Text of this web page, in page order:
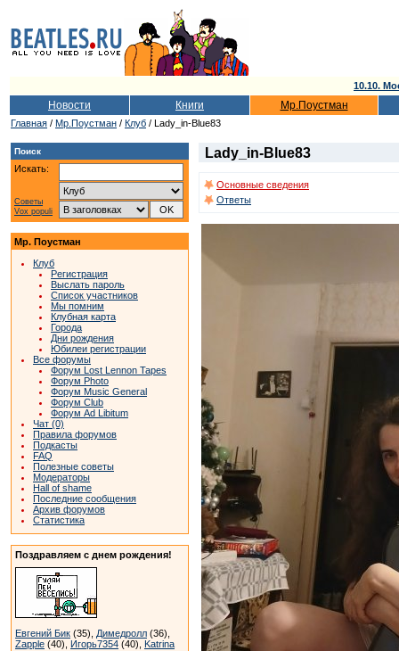
10.10.
Новости Книги Мр.Поустман
Главная / Мр.Поустман / Клуб / Lady_in-Blue83
Поиск
Искать:
Советы
Vox populi
Мр. Поустман
Клуб
Регистрация
Выслать пароль
Список участников
Мы помним
Клубная карта
Города
Дни рождения
Юбилеи регистрации
Все форумы
Форум Lost Lennon Tapes
Форум Photo
Форум Music General
Форум Club
Форум Ad Libitum
Чат (0)
Правила форумов
Подкасты
FAQ
Полезные советы
Модераторы
Hall of shame
Последние сообщения
Архив форумов
Статистика
Поздравляем с днем рождения!
Евгений Бик (35), Димедролл (36),
Zapple (40), Игорь7354 (40), Katrina
Lady_in-Blue83
Основные сведения
Ответы